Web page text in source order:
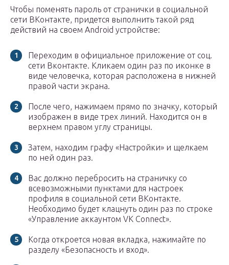
Чтобы поменять пароль от странички в социальной
сети ВКонтакте, придется выполнить такой ряд
действий на своем Android устройстве:
Переходим в официальное приложение от соц.
сети Вконтакте. Кликаем один раз по иконке в
виде человечка, которая расположена в нижней
правой части экрана.
После чего, нажимаем прямо по значку, который
изображен в виде трех линий. Находится он в
верхнем правом углу страницы.
Затем, находим графу «Настройки» и щелкаем
по ней один раз.
Вас должно перебросить на страничку со
всевозможными пунктами для настроек
профиля в социальной сети ВКонтакте.
Необходимо будет клацнуть один раз по строке
«Управление аккаунтом VK Connect».
Когда откроется новая вкладка, нажимайте по
разделу «Безопасность и вход».